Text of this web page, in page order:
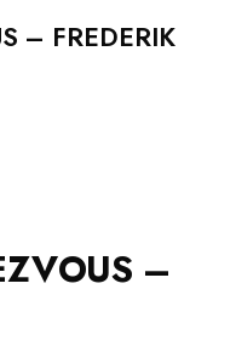
– FREDERIK
–